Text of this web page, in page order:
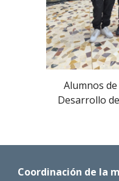
Alumnos de
Desarrollo
Coordinación de la